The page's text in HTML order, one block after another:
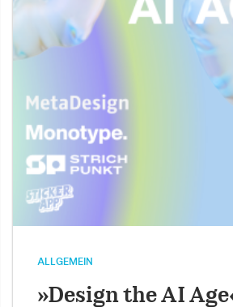
ALLGEMEIN
»Design the AI